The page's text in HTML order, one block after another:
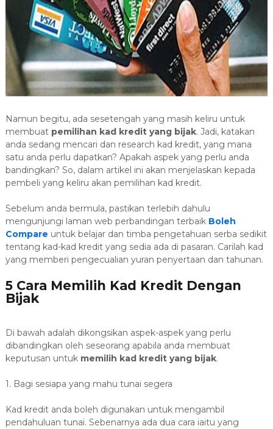
Namun begitu, ada sesetengah yang masih keliru untuk
membuat pemilihan kad kredit yang bijak. Jadi, katakan
anda sedang mencari dan research kad kredit, yang mana
satu anda perlu dapatkan? Apakah aspek yang perlu anda
bandingkan? So, dalam artikel ini akan menjelaskan kepada
pembeli yang keliru akan pemilihan kad kredit.
Sebelum anda bermula, pastikan terlebih dahulu
mengunjungi laman web perbandingan terbaik Boleh
Compare untuk belajar dan timba pengetahuan serba sedikit
tentang kad-kad kredit yang sedia ada di pasaran. Carilah kad
yang memberi pengecualian yuran penyertaan dan tahunan.
5 Cara Memilih Kad Kredit Dengan
Bijak
Di bawah adalah dikongsikan aspek-aspek yang perlu
dibandingkan oleh seseorang apabila anda membuat
keputusan untuk memilih kad kredit yang bijak.
1. Bagi sesiapa yang mahu tunai segera
Kad kredit anda boleh digunakan untuk mengambil
pendahuluan tunai. Sebenarnya ada dua cara iaitu yang